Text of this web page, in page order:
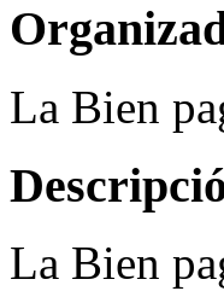
La Bien
La Bien